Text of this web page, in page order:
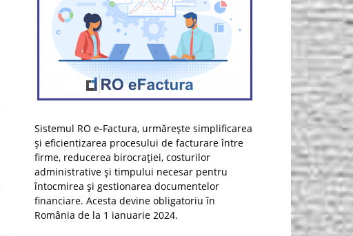
Sistemul RO e-Factura, urmărește simplificarea
și eficientizarea procesului de facturare între
firme, reducerea birocrației, costurilor
administrative și timpului necesar pentru
întocmirea și gestionarea documentelor
financiare. Acesta devine obligatoriu în
România de la 1 ianuarie 2024.